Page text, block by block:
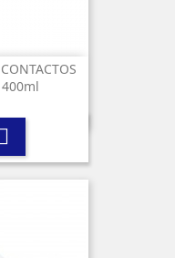
400ml
